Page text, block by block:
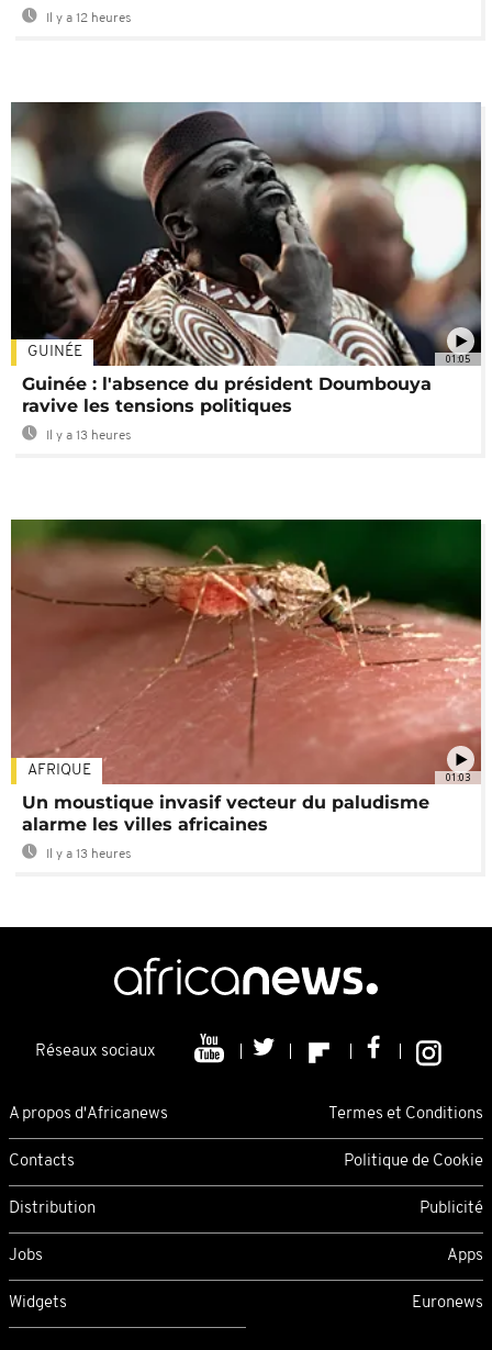
Il y a 12 heures
01:05
GUINÉE
Guinée : l'absence du président Doumbouya
ravive les tensions politiques
Il y a 13 heures
01:03
AFRIQUE
Un moustique invasif vecteur du paludisme
alarme les villes africaines
Il y a 13 heures
Réseaux sociaux
A propos d'Africanews Termes et Conditions
Contacts Politique de Cookie
Distribution Publicité
Jobs Apps
Widgets Euronews